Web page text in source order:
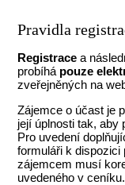
Pravidla
Registrace a
probíhá pouze
zveřejněných na
Zájemce o účast je
její úplnosti tak, aby
Pro uvedení
formuláři k dispozici
zájemcem musí
uvedeného v ceníku.